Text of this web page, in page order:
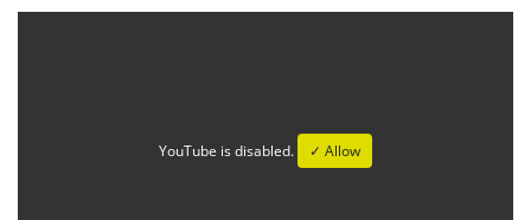
YouTube is disabled. ✓ Allow